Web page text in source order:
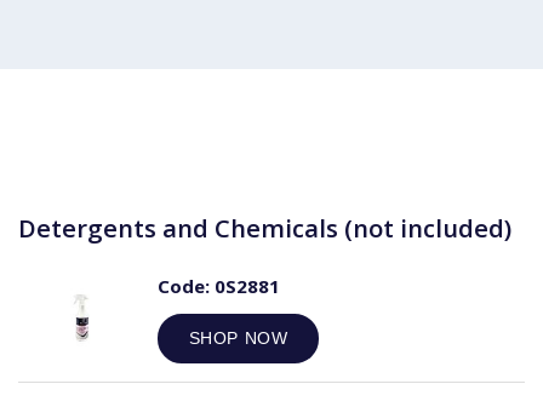
Detergents and Chemicals (not included)
Code:0S2881
SHOP NOW